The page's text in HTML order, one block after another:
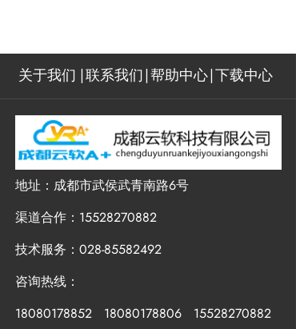
关于我们 联系我们 帮助中心 下载中心
地址：成都市武侯武青南路6号
渠道合作：15528270882
技术服务：028-85582492
咨询热线：
18080178852 18080178806 15528270882